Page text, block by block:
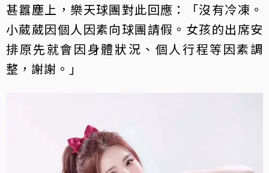
甚囂塵上，樂天球團對此回應：「沒有冷凍。
小葳葳因個人因素向球團請假。女孩的出席安
排原先就會因身體狀況、個人行程等因素調
整，謝謝。」